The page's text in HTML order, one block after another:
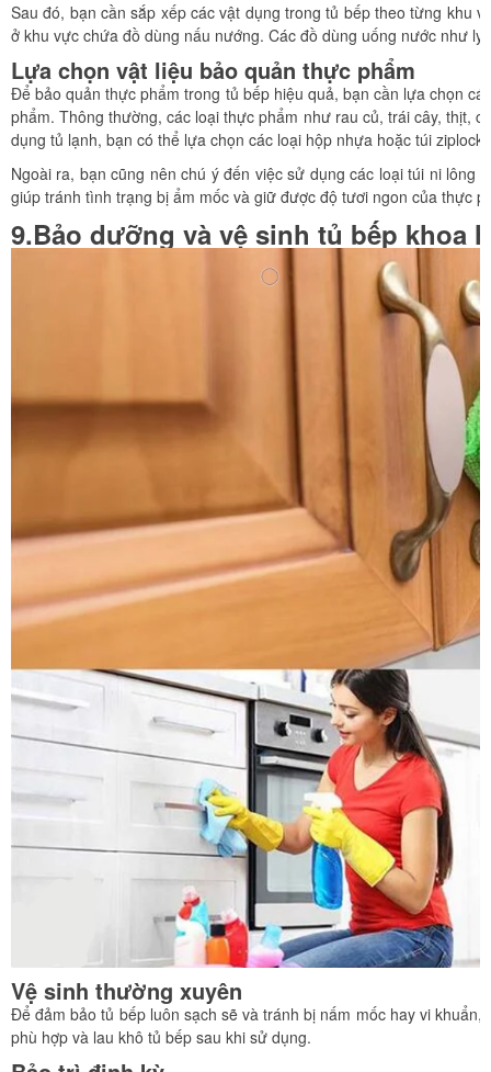
Sau đó, bạn cần sắp xếp các vật dụng trong tủ bếp theo từng khu
ở khu vực chứa đồ dùng nấu nướng. Các đồ dùng uống nước như
Lựa chọn vật liệu bảo quản thực phẩm
Để bảo quản thực phẩm trong tủ bếp hiệu quả, bạn cần lựa chọn
phẩm. Thông thường, các loại thực phẩm như rau củ, trái cây, thịt,
dụng tủ lạnh, bạn có thể lựa chọn các loại hộp nhựa hoặc túi
Ngoài ra, bạn cũng nên chú ý đến việc sử dụng các loại túi ni
giúp tránh tình trạng bị ẩm mốc và giữ được độ tươi ngon của thực
9.Bảo dưỡng và vệ sinh tủ bếp khoa
Vệ sinh thường xuyên
Để đảm bảo tủ bếp luôn sạch sẽ và tránh bị nấm mốc hay vi
phù hợp và lau khô tủ bếp sau khi sử dụng.